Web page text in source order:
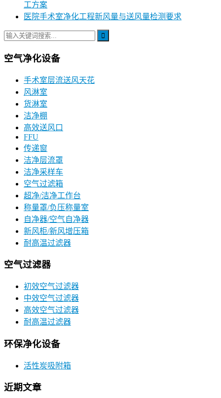
工方案
医院手术室净化工程新风量与送风量检测要求
空气净化设备
手术室层流送风天花
风淋室
货淋室
洁净棚
高效送风口
FFU
传递窗
洁净层流罩
洁净采样车
空气过滤箱
超净/洁净工作台
称量罩/负压称量室
自净器/空气自净器
新风柜/新风增压箱
耐高温过滤器
空气过滤器
初效空气过滤器
中效空气过滤器
高效空气过滤器
耐高温过滤器
环保净化设备
活性炭吸附箱
近期文章